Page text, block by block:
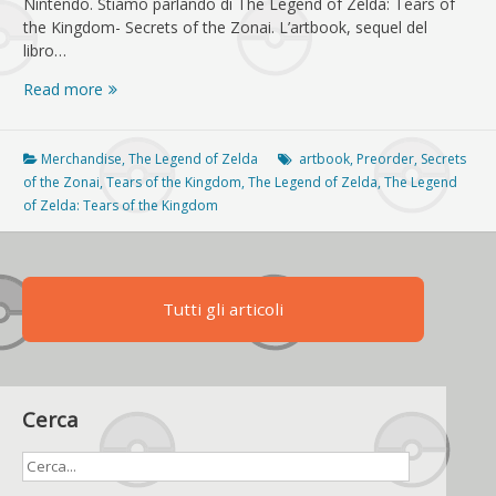
the Kingdom- Secrets of the Zonai. L’artbook, sequel del
libro…
Read more Tears
Kingdom
–
Secrets
of
Zonai:
dell’artbook
attivi
anche
su
Amazon
Italia!
Merchandise,The Legend of Zelda artbook, Preorder, Secrets
of the Zonai,Tears of the Kingdom,The Legend of Zelda,The Legend
of Zelda: Tears of the Kingdom
Tutti gli articoli
Cerca